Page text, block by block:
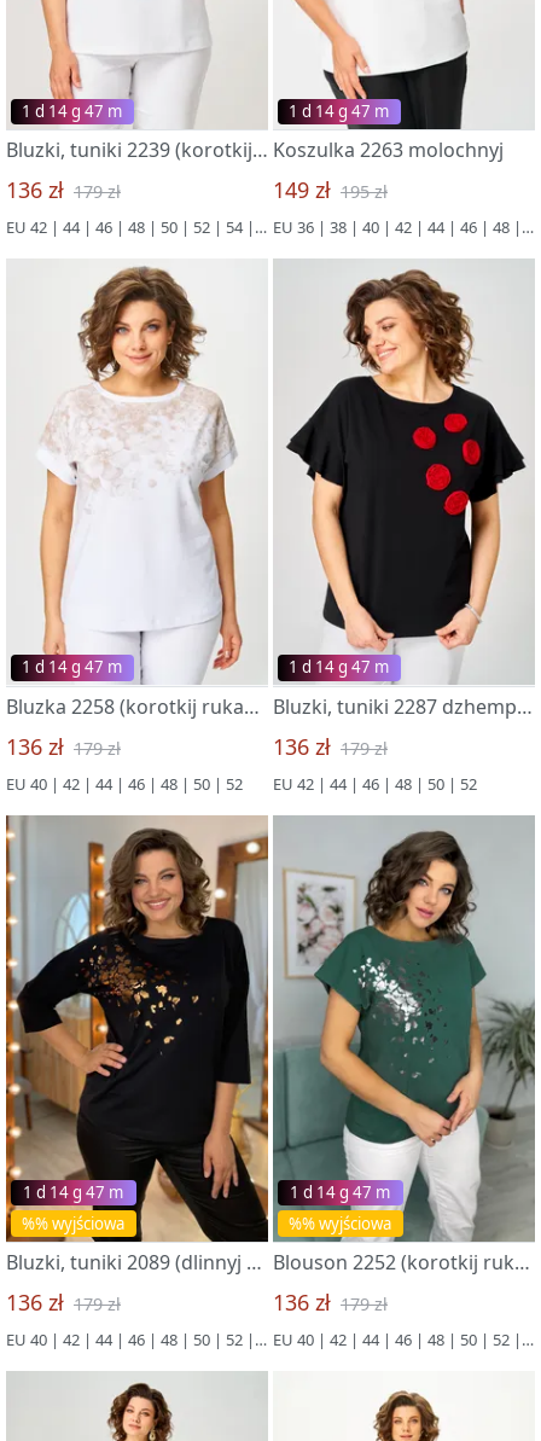
1 d 14 g 47 m
Bluzki, tuniki 2239 (korotkij rukav) belyj
136 zł 179 zł
EU 42 | 44 | 46 | 48 | 50 | 52 | 54 | 56
1 d 14 g 47 m
Koszulka 2263 molochnyj
149 zł 195 zł
EU 36 | 38 | 40 | 42 | 44 | 46 | 48 | 50 | 52
1 d 14 g 47 m
Bluzka 2258 (korotkij rukav) belyj-kapuchino
136 zł 179 zł
EU 40 | 42 | 44 | 46 | 48 | 50 | 52
1 d 14 g 47 m
Bluzki, tuniki 2287 dzhemper chernyj
136 zł 179 zł
EU 42 | 44 | 46 | 48 | 50 | 52
%% wyjściowa
1 d 14 g 47 m
Bluzki, tuniki 2089 (dlinnyj rukav) chernaya
136 zł 179 zł
EU 40 | 42 | 44 | 46 | 48 | 50 | 52 | 54 | 56
%% wyjściowa
1 d 14 g 47 m
Blouson 2252 (korotkij rukav) temno-zelenyj
136 zł 179 zł
EU 40 | 42 | 44 | 46 | 48 | 50 | 52 | 54 | 56